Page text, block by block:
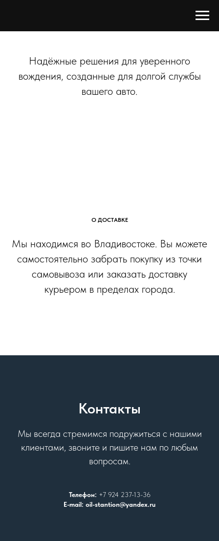
Надёжные решения для уверенного
вождения, созданные для долгой службы
вашего авто.
О ДОСТАВКЕ
Мы находимся во Владивостоке. Вы можете
самостоятельно забрать покупку из точки
самовывоза или заказать доставку
курьером в пределах города.
Контакты
Мы всегда стремимся подружиться с нашими
клиентами, звоните и пишите нам по любым
вопросам.
Телефон: +7 924 237-13-36
E-mail: oil-stantion@yandex.ru